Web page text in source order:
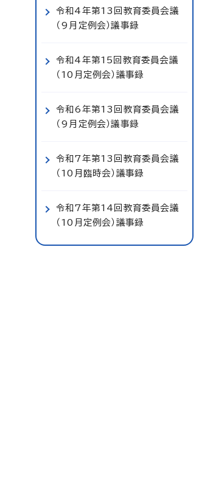
令和4年第13回教育委員会議
（9月定例会）議事録
令和4年第15回教育委員会議
（10月定例会）議事録
令和6年第13回教育委員会議
（9月定例会）議事録
令和7年第13回教育委員会議
（10月臨時会）議事録
令和7年第14回教育委員会議
（10月定例会）議事録